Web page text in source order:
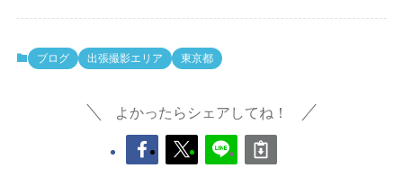
ブログ 出張撮影エリア 東京都
よかったらシェアしてね！